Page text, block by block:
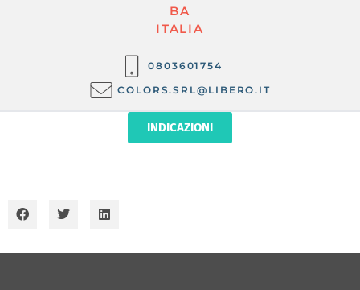
BA
ITALIA
0803601754
COLORS.SRL@LIBERO.IT
INDICAZIONI